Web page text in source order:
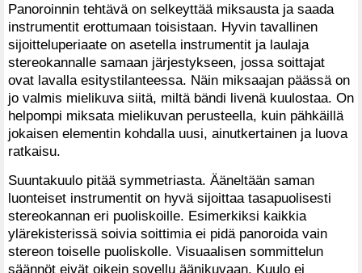
Panoroinnin tehtävä on selkeyttää miksausta ja saada
instrumentit erottumaan toisistaan. Hyvin tavallinen
sijoitteluperiaate on asetella instrumentit ja laulaja
stereokannalle samaan järjestykseen, jossa soittajat
ovat lavalla esitystilanteessa. Näin miksaajan päässä on
jo valmis mielikuva siitä, miltä bändi livenä kuulostaa. On
helpompi miksata mielikuvan perusteella, kuin pähkäillä
jokaisen elementin kohdalla uusi, ainutkertainen ja luova
ratkaisu.
Suuntakuulo pitää symmetriasta. Ääneltään saman
luonteiset instrumentit on hyvä sijoittaa tasapuolisesti
stereokannan eri puoliskoille. Esimerkiksi kaikkia
ylärekisterissä soivia soittimia ei pidä panoroida vain
stereon toiselle puoliskolle. Visuaalisen sommittelun
säännöt eivät oikein sovellu äänikuvaan. Kuulo ei